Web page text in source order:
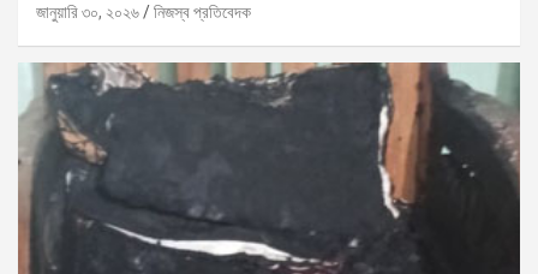
জানুয়ারি ৩০, ২০২৬ নিজস্ব প্রতিবেদক